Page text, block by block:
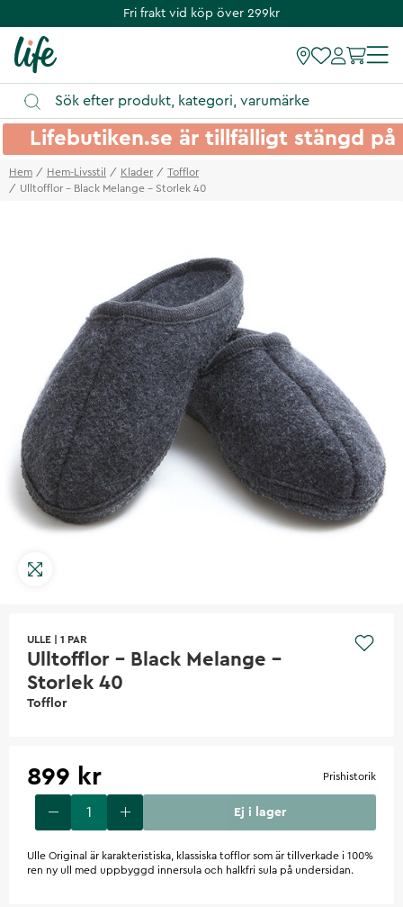
Fri frakt vid köp över 299kr
Lifebutiken.se är tillfälligt stängd
Hem Hem-Livsstil Klader
Tofflor
Ulltofflor - Black Melange - Storlek 40
ULLE 1 PAR
Ulltofflor - Black Melange -
Storlek 40
Tofflor
899 kr Prishistorik
Ej i lager
Ulle Original är karakteristiska, klassiska tofflor som är tillverkade i 100%
ren ny ull med uppbyggd innersula och halkfri sula på undersidan.